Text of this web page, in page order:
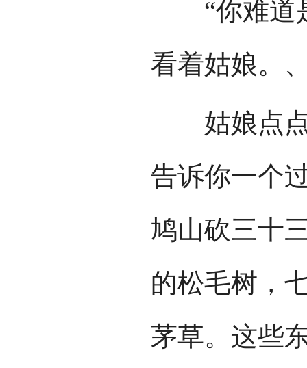
“你难道是
看着姑娘。
姑娘点点
告诉你一个
鸠山砍三十
的松毛树，
茅草。这些